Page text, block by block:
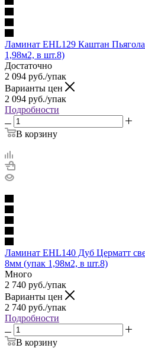
Ламинат EHL129 Каштан
1,98м2, в шт.8)
Достаточно
2 094 руб./упак
Варианты цен
2 094 руб./упак
Подробности
В корзину
Ламинат EHL140 Дуб Церматт
8мм (упак 1,98м2, в шт.8)
Много
2 740 руб./упак
Варианты цен
2 740 руб./упак
Подробности
В корзину